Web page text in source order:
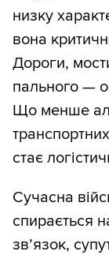
низку
вона
Дороги,
пального —
Що менше
стає
Сучасна
спирається
зв’язок,